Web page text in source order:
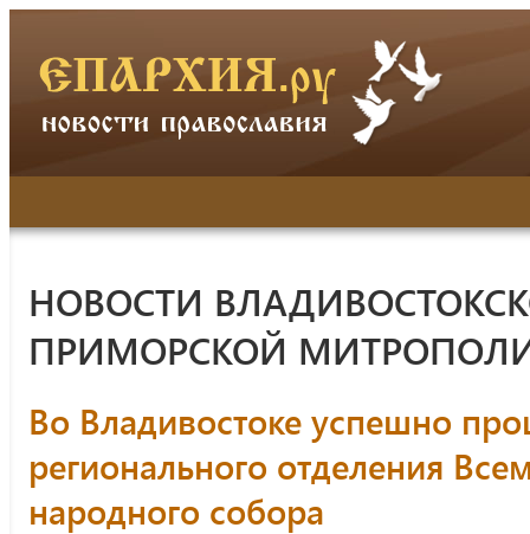
НОВОСТИ
ПРИМОРСКОЙ
Во Владивостоке успешно
регионального отделения
народного собора